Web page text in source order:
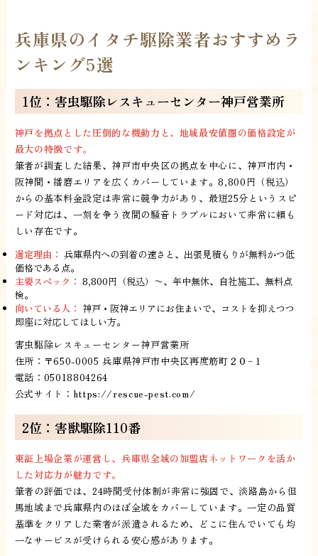
兵庫県のイタチ駆除業者おすすめラ
ンキング5選
1位：害虫駆除レスキューセンター神戸営業所
神戸を拠点とした圧倒的な機動力と、地域最安値圏の価格設定が
最大の特徴です。
筆者が調査した結果、神戸市中央区の拠点を中心に、神戸市内・
阪神間・播磨エリアを広くカバーしています。8,800円（税込）
からの基本料金設定は非常に競争力があり、最短25分というスピ
ード対応は、一刻を争う夜間の騒音トラブルにおいて非常に頼も
しい存在です。
選定理由： 兵庫県内への到着の速さと、出張見積もりが無料かつ低
価格である点。
主要スペック： 8,800円（税込）〜、年中無休、自社施工、無料点
検。
向いている人： 神戸・阪神エリアにお住まいで、コストを抑えつつ
即座に対応してほしい方。
害虫駆除レスキューセンター神戸営業所
住所：〒650-0005 兵庫県神戸市中央区再度筋町２０−１
電話：05018804264
公式サイト： https://rescue-pest.com/
2位：害獣駆除110番
東証上場企業が運営し、兵庫県全域の加盟店ネットワークを活か
した対応力が魅力です。
筆者の評価では、24時間受付体制が非常に強固で、淡路島から但
馬地域まで兵庫県内のほぼ全域をカバーしています。一定の品質
基準をクリアした業者が派遣されるため、どこに住んでいても均
一なサービスが受けられる安心感があります。